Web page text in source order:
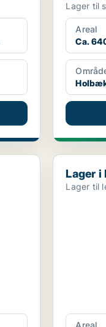
Lager til
Areal
Ca.
Lager i
Lager
Lager til
Areal